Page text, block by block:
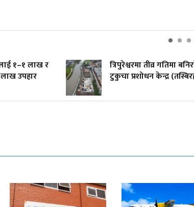
१–१ लाख र
उपहार
त्रिपुरेश्वरमा तीव्र गतिमा
टुकुचा प्रशोधन केन्द्र